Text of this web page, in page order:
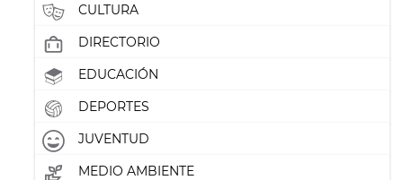
CULTURA
DIRECTORIO
EDUCACIÓN
DEPORTES
JUVENTUD
MEDIO AMBIENTE